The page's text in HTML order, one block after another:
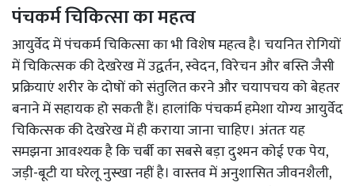
पंचकर्म चिकित्सा का महत्व
आयुर्वेद में पंचकर्म चिकित्सा का भी विशेष महत्व है। चयनित रोगियों
में चिकित्सक की देखरेख में उद्वर्तन, स्वेदन, विरेचन और बस्ति जैसी
प्रक्रियाएं शरीर के दोषों को संतुलित करने और चयापचय को बेहतर
बनाने में सहायक हो सकती हैं। हालांकि पंचकर्म हमेशा योग्य आयुर्वेद
चिकित्सक की देखरेख में ही कराया जाना चाहिए। अंततः यह
समझना आवश्यक है कि चर्बी का सबसे बड़ा दुश्मन कोई एक पेय,
जड़ी-बूटी या घरेलू नुस्खा नहीं है। वास्तव में अनुशासित जीवनशैली,